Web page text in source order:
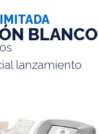
BLANCO
lanzamiento